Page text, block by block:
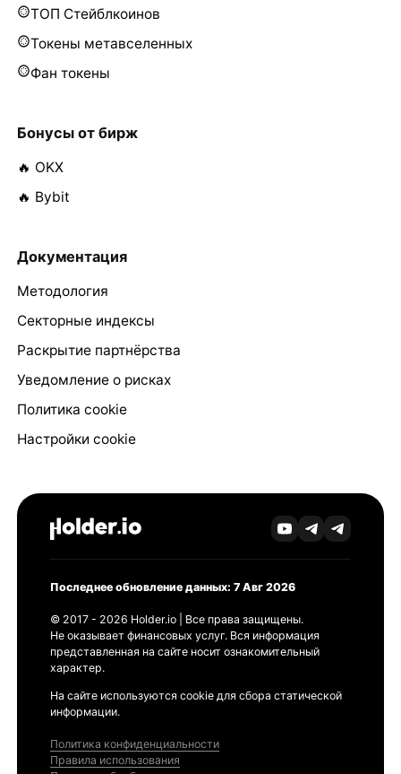
ТОП Стейблкоинов
Токены метавселенных
Фан токены
Бонусы от бирж
🔥 OKX
🔥 Bybit
Документация
Методология
Секторные индексы
Раскрытие партнёрства
Уведомление о рисках
Политика cookie
Настройки cookie
Последнее обновление данных: 7 Авг 2026
© 2017 - 2026 Holder.io | Все права защищены.
Не оказывает финансовых услуг. Вся информация
представленная на сайте носит ознакомительный
характер.
На сайте используются cookie для сбора статической
информации.
Политика конфиденциальности
Правила использования